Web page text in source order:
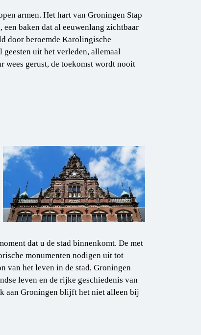
armen. Het hart van Groningen Stap
baken dat al eeuwenlang zichtbaar
door beroemde Karolingische
geesten uit het verleden, allemaal
wees gerust, de toekomst wordt nooit
dat u de stad binnenkomt. De met
monumenten nodigen uit tot
van het leven in de stad, Groningen
leven en de rijke geschiedenis van
aan Groningen blijft het niet alleen bij